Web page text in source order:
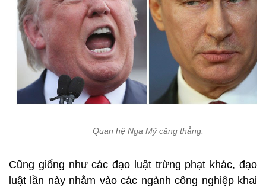
Quan hệ Nga Mỹ căng thẳng.
Cũng giống như các đạo luật trừng phạt khác, đạo
luật lần này nhằm vào các ngành công nghiệp khai